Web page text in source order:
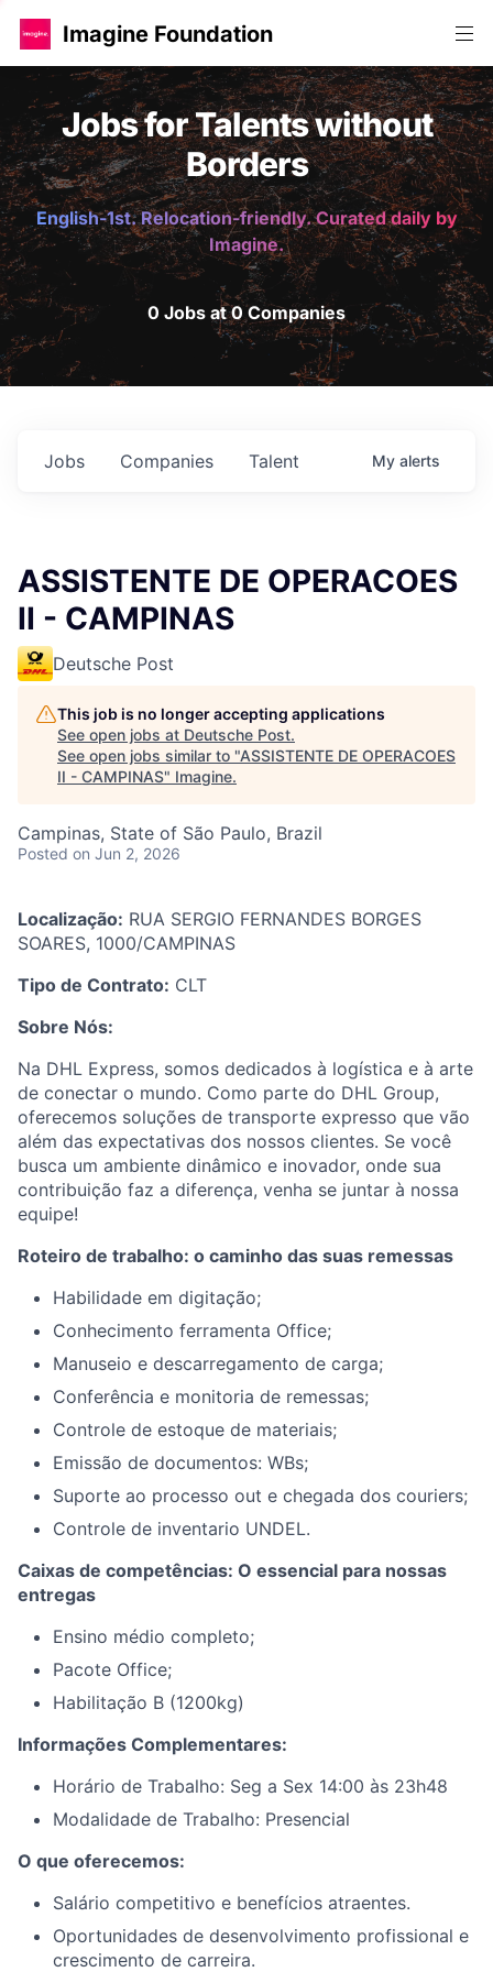
Imagine Foundation
Jobs for Talents without
Borders
English-1st. Relocation-friendly. Curated daily by
Imagine.
0 Jobs at 0 Companies
Jobs Companies Talent My alerts
ASSISTENTE DE OPERACOES
II - CAMPINAS
Deutsche Post
This job is no longer accepting applications
See open jobs at Deutsche Post.
See open jobs similar to "ASSISTENTE DE OPERACOES
II - CAMPINAS" Imagine.
Campinas, State of São Paulo, Brazil
Posted on Jun 2, 2026
Localização: RUA SERGIO FERNANDES BORGES
SOARES, 1000/CAMPINAS
Tipo de Contrato: CLT
Sobre Nós:
Na DHL Express, somos dedicados à logística e à arte
de conectar o mundo. Como parte do DHL Group,
oferecemos soluções de transporte expresso que vão
além das expectativas dos nossos clientes. Se você
busca um ambiente dinâmico e inovador, onde sua
contribuição faz a diferença, venha se juntar à nossa
equipe!
Roteiro de trabalho: o caminho das suas remessas
Habilidade em digitação;
Conhecimento ferramenta Office;
Manuseio e descarregamento de carga;
Conferência e monitoria de remessas;
Controle de estoque de materiais;
Emissão de documentos: WBs;
Suporte ao processo out e chegada dos couriers;
Controle de inventario UNDEL.
Caixas de competências: O essencial para nossas
entregas
Ensino médio completo;
Pacote Office;
Habilitação B (1200kg)
Informações Complementares:
Horário de Trabalho: Seg a Sex 14:00 às 23h48
Modalidade de Trabalho: Presencial
O que oferecemos:
Salário competitivo e benefícios atraentes.
Oportunidades de desenvolvimento profissional e
crescimento de carreira.